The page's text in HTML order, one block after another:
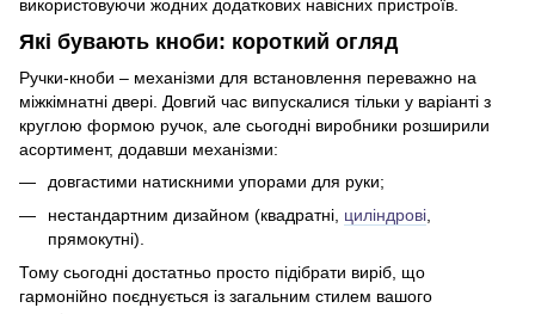
використовуючи жодних додаткових навісних пристроїв.
Які бувають кноби: короткий огляд
Ручки-кноби – механізми для встановлення переважно на
міжкімнатні двері. Довгий час випускалися тільки у варіанті з
круглою формою ручок, але сьогодні виробники розширили
асортимент, додавши механізми:
довгастими натискними упорами для руки;
нестандартним дизайном (квадратні, циліндрові
прямокутні).
Тому сьогодні достатньо просто підібрати виріб, що
гармонійно поєднується із загальним стилем вашого